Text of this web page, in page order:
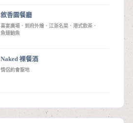
敘香園餐廳
喜宴廣場．到府外燴．江浙名菜．港式飲茶．
魚翅鮑魚
Naked 裸餐酒
情侶約會聖地